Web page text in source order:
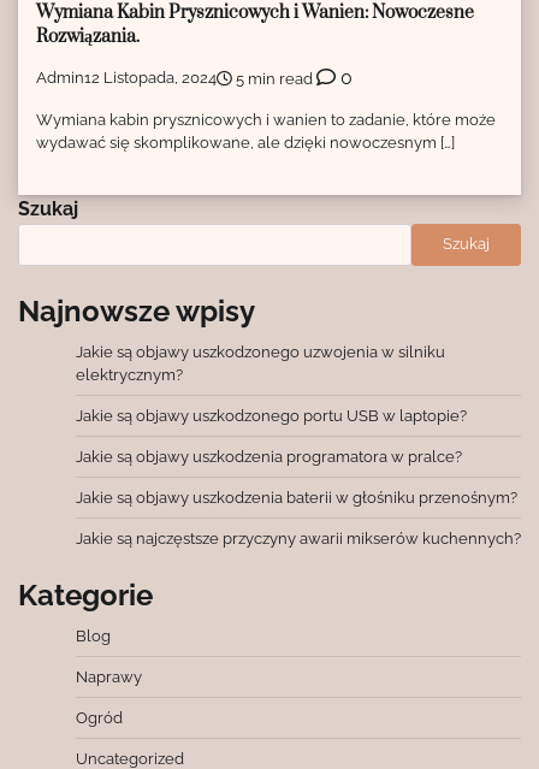
Wymiana Kabin Prysznicowych i Wanien: Nowoczesne
Rozwiązania.
Admin12 Listopada, 2024 5 min read 0
Wymiana kabin prysznicowych i wanien to zadanie, które może
wydawać się skomplikowane, ale dzięki nowoczesnym […]
Szukaj
Szukaj
Najnowsze wpisy
Jakie są objawy uszkodzonego uzwojenia w silniku
elektrycznym?
Jakie są objawy uszkodzonego portu USB w laptopie?
Jakie są objawy uszkodzenia programatora w pralce?
Jakie są objawy uszkodzenia baterii w głośniku przenośnym?
Jakie są najczęstsze przyczyny awarii mikserów kuchennych?
Kategorie
Blog
Naprawy
Ogród
Uncategorized